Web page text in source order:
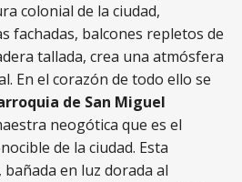
colonial de la ciudad,
fachadas, balcones repletos de
tallada, crea una atmósfera
En el corazón de todo ello se
de San Miguel
neogótica que es el
de la ciudad. Esta
en luz dorada al